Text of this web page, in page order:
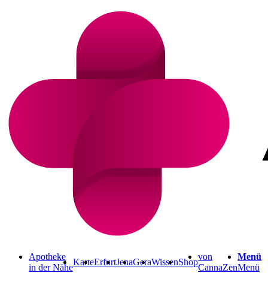
Apotheke
in der Nähe
KarteErfurtJenaGeraWissenShop
von
CannaZen
Menü
Menü